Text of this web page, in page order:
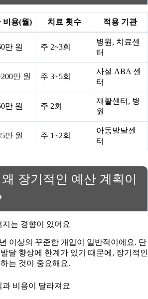
비용(월) 치료 횟수 적용 기관
만 원 주 2~3회
병원, 치료센
터
만 원 주 3~5회
사설 ABA 센
터
만 원 주 2회
재활센터, 병
원
만 원 주 1~2회
아동발달센
터
장기적인 예산 계획이
는 경향이 있어요
이상의 꾸준한 개입이 일반적이에요. 단
달 향상에 한계가 있기 때문에, 장기적인
는 것이 중요해요.
비용이 달라져요